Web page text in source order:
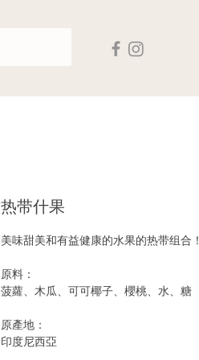
热带什果
美味甜美和有益健康的水果的热带组合！
原料：
菠蘿、木瓜、可可椰子、櫻桃、水、糖
原產地：
印度尼西亞